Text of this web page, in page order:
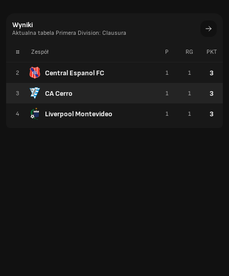
Wyniki
Aktualna tabela Primera Division: Clausura
# Zespół
2 Central Espanol FC
3 CA Cerro
4 Liverpool Montevideo
P RG PKT
1 1 3
1 1 3
1 1 3